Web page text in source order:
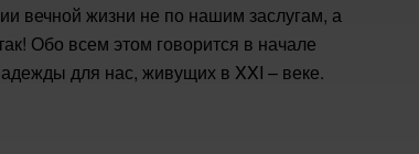
вечной жизни не по нашим заслугам, а
Обо всем этом говорится в начале
для нас, живущих в XXI – веке.